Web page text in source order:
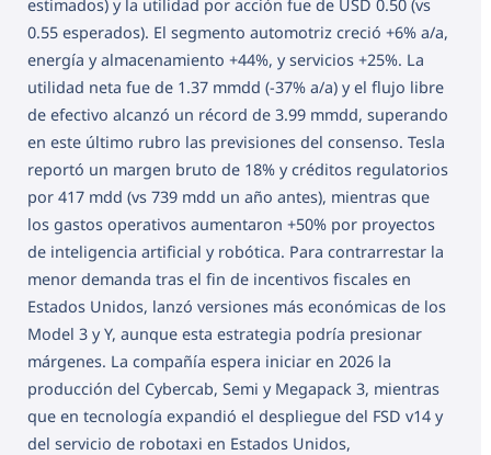
estimados) y la utilidad por acción fue de USD 0.50 (vs
0.55 esperados). El segmento automotriz creció +6% a/a,
energía y almacenamiento +44%, y servicios +25%. La
utilidad neta fue de 1.37 mmdd (-37% a/a) y el flujo libre
de efectivo alcanzó un récord de 3.99 mmdd, superando
en este último rubro las previsiones del consenso. Tesla
reportó un margen bruto de 18% y créditos regulatorios
por 417 mdd (vs 739 mdd un año antes), mientras que
los gastos operativos aumentaron +50% por proyectos
de inteligencia artificial y robótica. Para contrarrestar la
menor demanda tras el fin de incentivos fiscales en
Estados Unidos, lanzó versiones más económicas de los
Model 3 y Y, aunque esta estrategia podría presionar
márgenes. La compañía espera iniciar en 2026 la
producción del Cybercab, Semi y Megapack 3, mientras
que en tecnología expandió el despliegue del FSD v14 y
del servicio de robotaxi en Estados Unidos,